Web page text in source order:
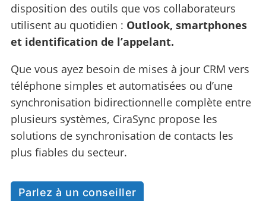
disposition des outils que vos collaborateurs
utilisent au quotidien : Outlook, smartphones
et identification de l’appelant.
Que vous ayez besoin de mises à jour CRM vers
téléphone simples et automatisées ou d’une
synchronisation bidirectionnelle complète entre
plusieurs systèmes, CiraSync propose les
solutions de synchronisation de contacts les
plus fiables du secteur.
Parlez à un conseiller